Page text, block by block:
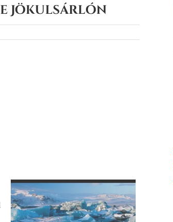
Jökulsárlón
51674308081/in/dateposted/